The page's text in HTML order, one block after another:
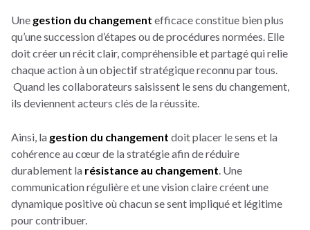
Une gestion du changement efficace constitue bien plus
qu’une succession d’étapes ou de procédures normées. Elle
doit créer un récit clair, compréhensible et partagé qui relie
chaque action à un objectif stratégique reconnu par tous.
Quand les collaborateurs saisissent le sens du changement,
ils deviennent acteurs clés de la réussite.
Ainsi, la gestion du changement doit placer le sens et la
cohérence au cœur de la stratégie afin de réduire
durablement la résistance au changement. Une
communication régulière et une vision claire créent une
dynamique positive où chacun se sent impliqué et légitime
pour contribuer.